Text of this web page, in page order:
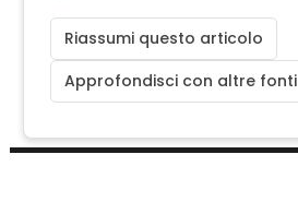
Riassumi questo articolo
Approfondisci con altre fonti